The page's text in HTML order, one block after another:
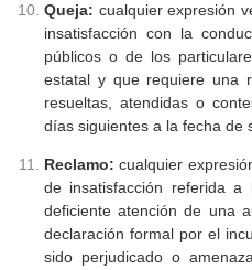
Queja: cualquier expresión
insatisfacción con la
públicos o de los
estatal y que requiere una
resueltas, atendidas o
días siguientes a la fecha de
Reclamo: cualquier
de insatisfacción referida
deficiente atención de una
declaración formal por el
sido perjudicado o